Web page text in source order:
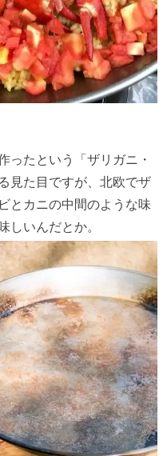
ったという「ザリガニ・
見た目ですが、北欧でザ
とカニの中間のような味
いんだとか。